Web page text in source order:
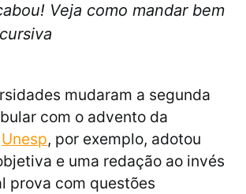
Veja como mandar bem
mudaram a segunda
com o advento da
Unesp, por exemplo, adotou
e uma redação ao invés
prova com questões